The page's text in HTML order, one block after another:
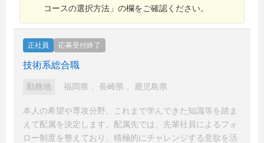
コースの選択方法」の欄をご確認ください。
正社員 応募受付終了
技術系総合職
勤務地 福岡県 長崎県 鹿児島県
本人の希望や専攻分野、これまで学んできた知識等を踏ま
えて配属を決定します。配属先では、先輩社員によるフォ
ロー制度を整えており、積極的にチャレンジする意欲を活